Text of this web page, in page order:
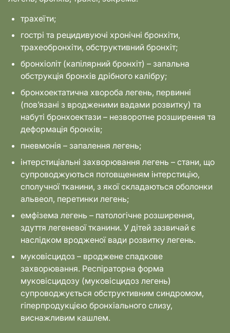
трахеїти;
гострі та рецидивуючі хронічні бронхіти,
трахеобронхіти, обструктивний бронхіт;
бронхіоліт (капілярний бронхіт) – запальна
обструкція бронхів дрібного калібру;
бронхоектатична хвороба легень, первинні
(пов’язані з вродженими вадами розвитку) та
набуті бронхоектази – незворотне розширення та
деформація бронхів;
пневмонія – запалення легень;
інтерстиціальні захворювання легень – стани, що
супроводжуються потовщенням інтерстицію,
сполучної тканини, з якої складаються оболонки
альвеол, перетинки легень;
емфізема легень – патологічне розширення,
здуття легеневої тканини. У дітей зазвичай є
наслідком вродженої вади розвитку легень.
муковісцидоз – вроджене спадкове
захворювання. Респіраторна форма
муковісцидозу (муковісцидоз легень)
супроводжується обструктивним синдромом,
гіперпродукцією бронхіального слизу,
виснажливим кашлем.